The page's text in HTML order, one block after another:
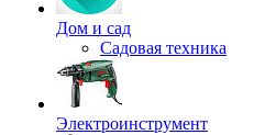
Дом и сад
Садовая техника
Электроинструмент